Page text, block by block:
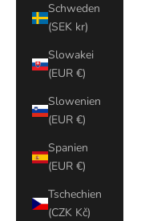
Schweden
(SEK kr)
Slowakei
(EUR €)
Slowenien
(EUR €)
Spanien
(EUR €)
Tschechien
(CZK Kč)